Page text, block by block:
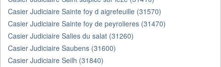
Casier Judiciaire Sainte foy d aigrefeuille (31570)
Casier Judiciaire Sainte foy de peyrolieres (31470)
Casier Judiciaire Salies du salat (31260)
Casier Judiciaire Saubens (31600)
Casier Judiciaire Seilh (31840)